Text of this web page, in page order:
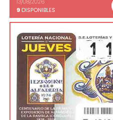
9 DISPONIBLES